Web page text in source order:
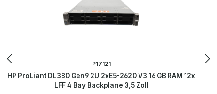
P17121
HP ProLiant DL380 Gen9 2U 2xE5-2620 V3 16 GB RAM 12x
LFF 4 Bay Backplane 3,5 Zoll